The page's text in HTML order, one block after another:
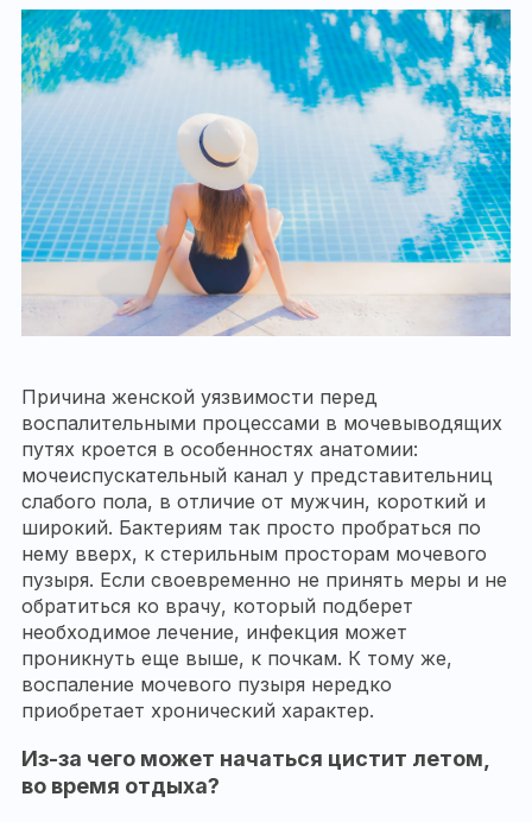
Причина женской уязвимости перед
воспалительными процессами в мочевыводящих
путях кроется в особенностях анатомии:
мочеиспускательный канал у представительниц
слабого пола, в отличие от мужчин, короткий и
широкий. Бактериям так просто пробраться по
нему вверх, к стерильным просторам мочевого
пузыря. Если своевременно не принять меры и не
обратиться ко врачу, который подберет
необходимое лечение, инфекция может
проникнуть еще выше, к почкам. К тому же,
воспаление мочевого пузыря нередко
приобретает хронический характер.
Из-за чего может начаться цистит летом,
во время отдыха?